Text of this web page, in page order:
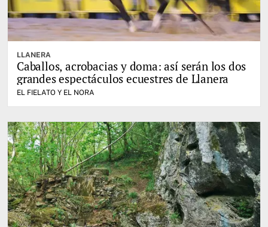
LLANERA
Caballos, acrobacias y doma: así serán los dos
grandes espectáculos ecuestres de Llanera
EL FIELATO Y EL NORA